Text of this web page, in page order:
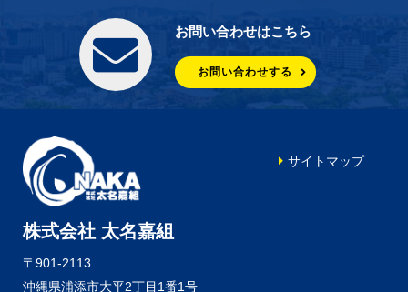
お問い合わせはこちら
お問い合わせする
株式会社 太名嘉組
〒901-2113
沖縄県浦添市大平2丁目1番1号
サイトマップ